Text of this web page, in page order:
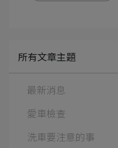
所有文章主題
最新消息
愛車檢查
洗車要注意的事